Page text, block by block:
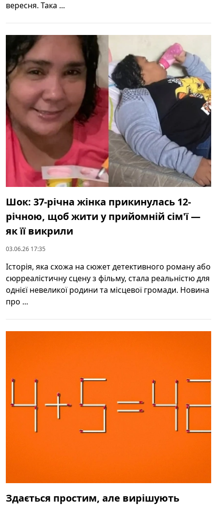
вересня. Така ...
Шок: 37-річна жінка прикинулась 12-
річною, щоб жити у прийомній сім'ї —
як її викрили
03.06.26 17:35
Історія, яка схожа на сюжет детективного роману або
сюрреалістичну сцену з фільму, стала реальністю для
однієї невеликої родини та місцевої громади. Новина
про ...
Здається простим, але вирішують